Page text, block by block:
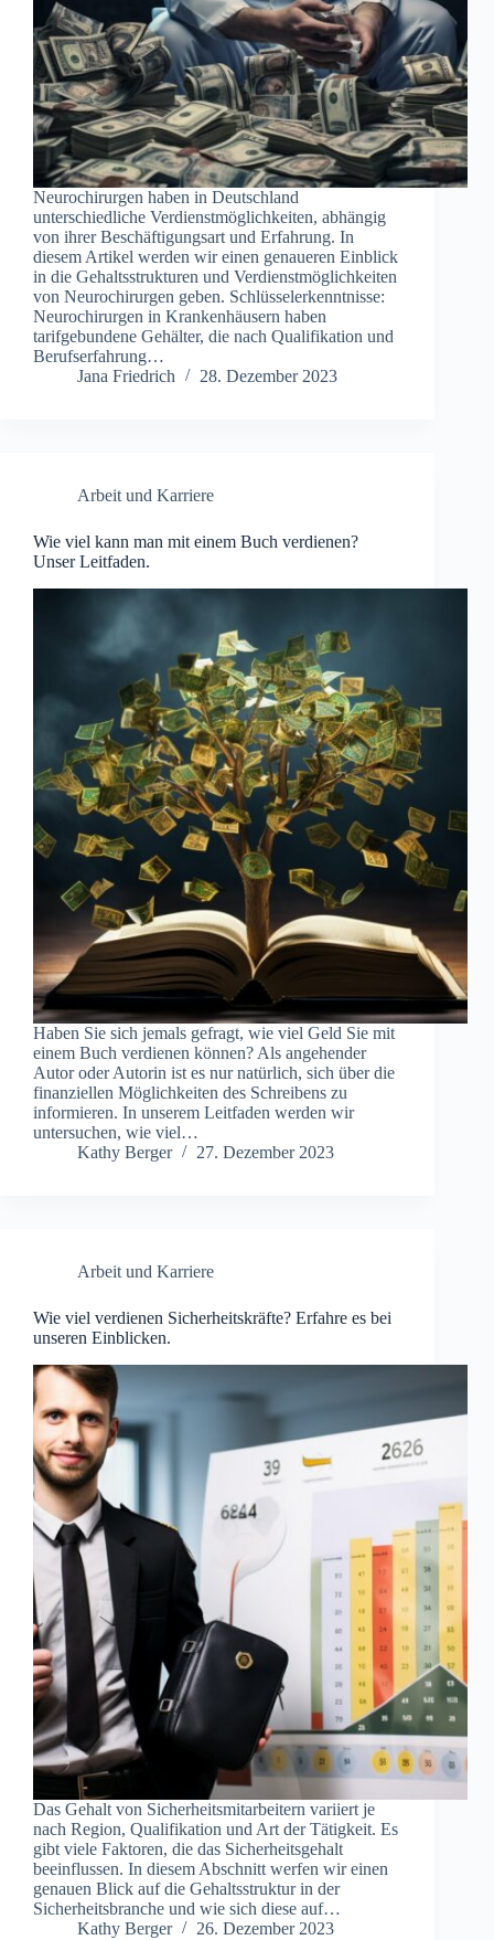
Neurochirurgen haben in Deutschland
unterschiedliche Verdienstmöglichkeiten, abhängig
von ihrer Beschäftigungsart und Erfahrung. In
diesem Artikel werden wir einen genaueren Einblick
in die Gehaltsstrukturen und Verdienstmöglichkeiten
von Neurochirurgen geben. Schlüsselerkenntnisse:
Neurochirurgen in Krankenhäusern haben
tarifgebundene Gehälter, die nach Qualifikation und
Berufserfahrung…
Jana Friedrich
28. Dezember 2023
Arbeit und Karriere
Wie viel kann man mit einem Buch verdienen?
Unser Leitfaden.
Haben Sie sich jemals gefragt, wie viel Geld Sie mit
einem Buch verdienen können? Als angehender
Autor oder Autorin ist es nur natürlich, sich über die
finanziellen Möglichkeiten des Schreibens zu
informieren. In unserem Leitfaden werden wir
untersuchen, wie viel…
Kathy Berger
27. Dezember 2023
Arbeit und Karriere
Wie viel verdienen Sicherheitskräfte? Erfahre es bei
unseren Einblicken.
Das Gehalt von Sicherheitsmitarbeitern variiert je
nach Region, Qualifikation und Art der Tätigkeit. Es
gibt viele Faktoren, die das Sicherheitsgehalt
beeinflussen. In diesem Abschnitt werfen wir einen
genauen Blick auf die Gehaltsstruktur in der
Sicherheitsbranche und wie sich diese auf…
Kathy Berger
26. Dezember 2023